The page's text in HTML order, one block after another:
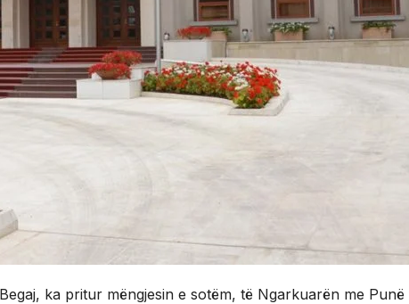
ka pritur mëngjesin e sotëm, të Ngarkuarën me